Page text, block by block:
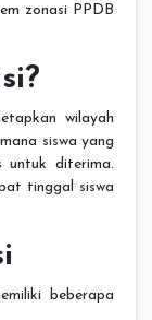
zonasi PPDB
wilayah
siswa yang
untuk diterima.
tinggal siswa
beberapa